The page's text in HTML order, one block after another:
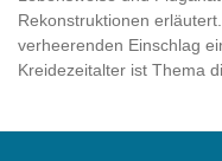
Rekonstruktionen
verheerenden Einschlag
Kreidezeitalter ist Thema